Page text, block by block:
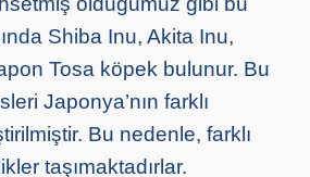
Shiba Inu, Akita Inu,
Tosa köpek bulunur. Bu
Japonya’nın farklı
Bu nedenle, farklı
taşımaktadırlar.